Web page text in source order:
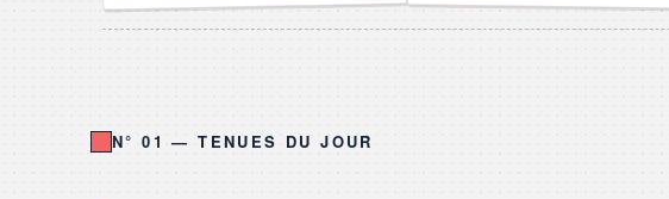
N° 01 — TENUES DU JOUR